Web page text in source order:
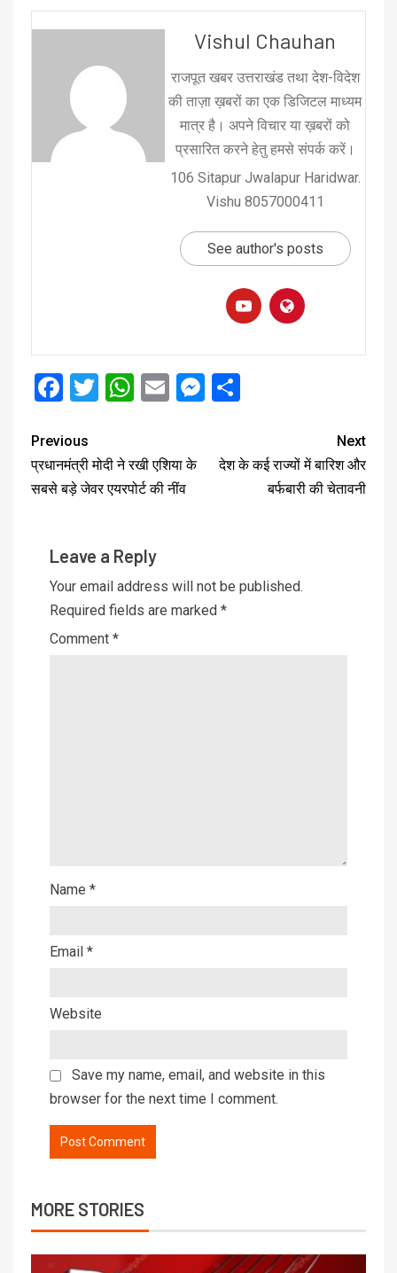
Vishul Chauhan
राजपूत खबर उत्तराखंड तथा देश-विदेश
की ताज़ा ख़बरों का एक डिजिटल माध्यम
मात्र है। अपने विचार या ख़बरों को
प्रसारित करने हेतु हमसे संपर्क करें।
106 Sitapur Jwalapur Haridwar.
Vishu 8057000411
See author's posts
Facebook
Twitter
WhatsApp
EmailMessenger
Previous
प्रधानमंत्री मोदी ने रखी एशिया के
सबसे बड़े जेवर एयरपोर्ट की नींव
Next
देश के कई राज्यों में बारिश और
बर्फबारी की चेतावनी
Leave a Reply
Your email address will not be published.
Required fields are marked *
Comment *
Name *
Email *
Website
Save my name, email, and website in this
browser for the next time I comment.
MORE STORIES